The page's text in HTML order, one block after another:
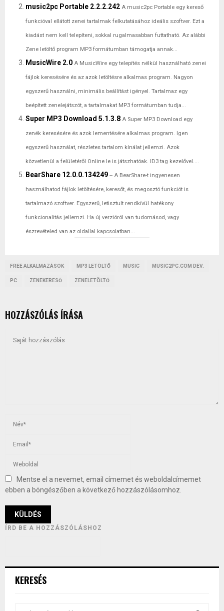
music2pc Portable 2.2.2.242 A music2pc Portable egy kereső
funkcióval ellátott zenei tartalmak felkutatásához ideális szoftver. Ezt a
kiadást nem kell telepíteni, sokkal rugalmasabban futtatható. Az alábbi
Zene letöltő program MP3 formátumban támogatja annak...
MusicWire 2.0 A MusicWire egy telepítés nélkül használható zenei
fájlok keresésére és az azok letöltésre alkalmas program. Nagyon
egyszerű használni, minimális beállítást igényel. Tartalmaz egy
beépített zenelejátszót, a tartalmakat MP3 formátumban tudja...
Super MP3 Download 5.1.3.8 A Super MP3 Download egy
zenék keresésére és azok lementésére alkalmas program. Igen
egyszerű használat, részletes tartalom kínálat jellemzi. Azok
közvetlenül a felületéről Online le is játszhatóak. ID3 tag kezelővel....
BearShare 12.0.0.134249 -- A BearShare-t ingyenesen
használhatod fájlok letöltésére, keresőt, és megosztó funkciót is
tartalmazó szoftver. Egyszerű, letisztult rendkívül hatékony
funkcionalitás jellemzi. Ha új verzióról van tudomásod, vagy
észrevételed van az oldallal kapcsolatban...
FREE ALKALMAZÁSOK MP3 LETÖLTŐ MUSIC MUSIC2PC.COM DEV.
PC ZENEKERESŐ ZENELETÖLTŐ
HOZZÁSZÓLÁS ÍRÁSA
Mentse el a nevemet, email címemet és weboldalcímemet
ebben a böngészőben a következő hozzászólásomhoz.
ÍRD BE A HOZZÁSZÓLÁSHOZ
KERESÉS